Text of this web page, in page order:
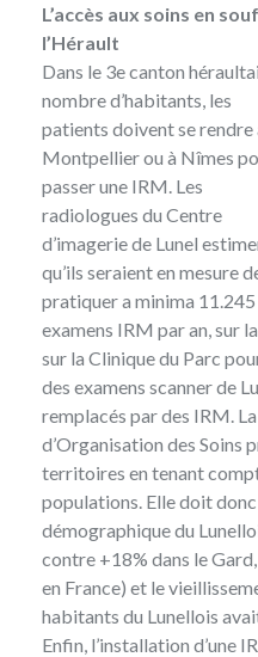
L’accès aux soins en
l’Hérault
Dans le 3e canton
nombre d’habitants, les
patients doivent se rendre
Montpellier ou à Nîmes
passer une IRM. Les
radiologues du Centre
d’imagerie de Lunel
qu’ils seraient en mesure
pratiquer a minima 11.245
examens IRM par an, sur
sur la Clinique du Parc
des examens scanner de
remplacés par des IRM.
d’Organisation des Soins
territoires en tenant
populations. Elle doit
démographique du
contre +18% dans le
en France) et le
habitants du Lunellois
Enfin, l’installation d’une